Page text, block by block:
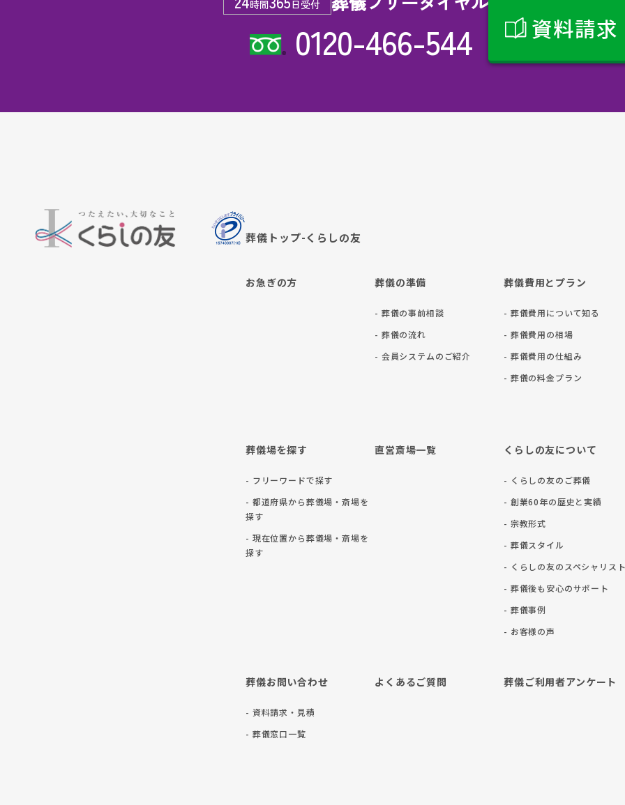
時間 日受付
0120-466-544 資料請求
葬儀トップ-くらしの友
お急ぎの方 葬儀の準備
- 葬儀の事前相談
- 葬儀の流れ
- 会員システムのご紹介
葬儀費用とプラン
- 葬儀費用について知る
- 葬儀費用の相場
- 葬儀費用の仕組み
- 葬儀の料⾦プラン
葬儀場を探す
- フリーワードで探す
- 都道府県から葬儀場・斎場を
探す
- 現在位置から葬儀場・斎場を
探す
直営斎場一覧 くらしの友について
- くらしの友のご葬儀
- 創業60年の歴史と実績
- 宗教形式
- 葬儀スタイル
- くらしの友のスペシャリスト
- 葬儀後も安⼼のサポート
- 葬儀事例
- お客様の声
葬儀お問い合わせ
- 資料請求・見積
- 葬儀窓口一覧
よくあるご質問 葬儀ご利用者アンケート